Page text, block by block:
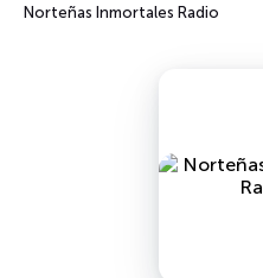
Norteñas Inmortales Radio